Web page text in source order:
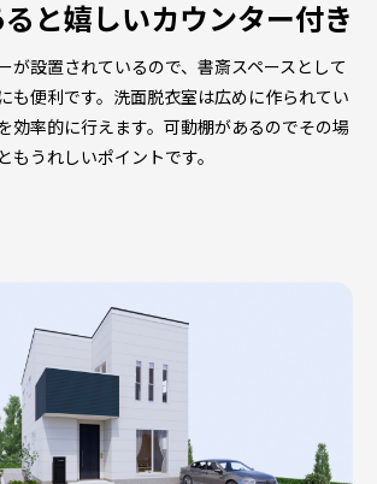
と嬉しいカウンター付き
が設置されているので、書斎スペースとして
も便利です。洗面脱衣室は広めに作られてい
効率的に行えます。可動棚があるのでその場
もうれしいポイントです。